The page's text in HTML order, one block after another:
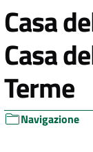
Casa
Casa
Terme
Navigazione